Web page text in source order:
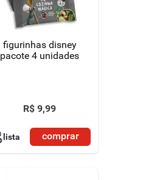
figurinhas disney
pacote 4 unidades
R$ 9,99
lista comprar